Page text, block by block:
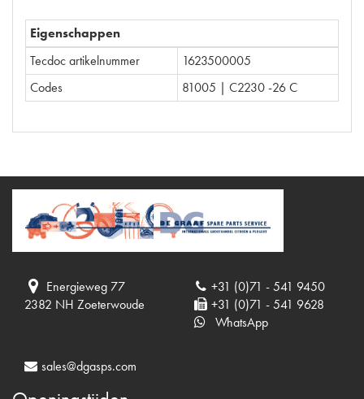
Eigenschappen
Tecdoc artikelnummer
1623500005
Codes
81005 | C2230 -26 C
Energieweg 77
2382 NH Zoeterwoude
+31 (0)71 - 541 9450
+31 (0)71 - 541 9628
WhatsApp
sales@dgasps.com